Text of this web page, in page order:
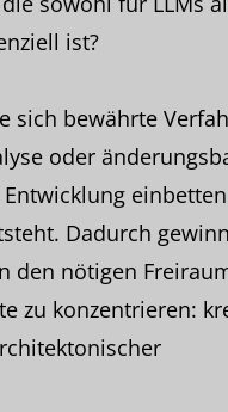
ist?
sich bewährte
oder
einbetten
Dadurch
den nötigen
zu konzentrieren: